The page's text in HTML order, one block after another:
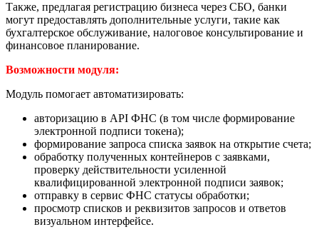
Также, предлагая регистрацию бизнеса через СБО, банки
могут предоставлять дополнительные услуги, такие как
бухгалтерское обслуживание, налоговое консультирование и
финансовое планирование.
Возможности модуля:
Модуль помогает автоматизировать:
авторизацию в API ФНС (в том числе формирование
электронной подписи токена);
формирование запроса списка заявок на открытие счета;
обработку полученных контейнеров с заявками,
проверку действительности усиленной
квалифицированной электронной подписи заявок;
отправку в сервис ФНС статусы обработки;
просмотр списков и реквизитов запросов и ответов
визуальном интерфейсе.